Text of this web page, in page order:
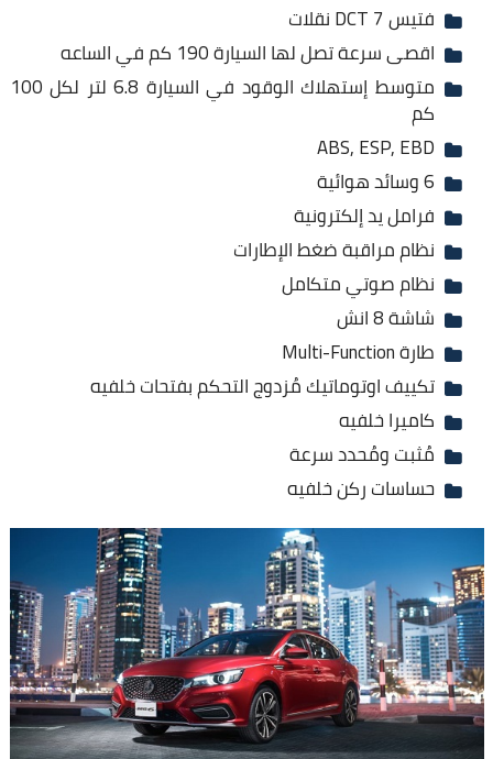
فتيس DCT 7 نقلات
اقصى سرعة تصل لها السيارة 190 كم في الساعه
متوسط إستهلاك الوقود في السيارة 6.8 لتر لكل 100
كم
ABS, ESP, EBD
6 وسائد هوائية
فرامل يد إلكترونية
نظام مراقبة ضغط الإطارات
نظام صوتي متكامل
شاشة 8 انش
طارة Multi-Function
تكييف اوتوماتيك مُزدوج التحكم بفتحات خلفيه
كاميرا خلفيه
مُثبت ومُحدد سرعة
حساسات ركن خلفيه